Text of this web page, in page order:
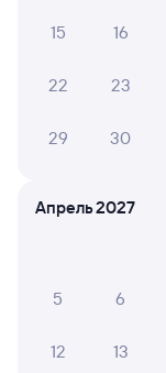
15 16
22 23
29 30
Апрель 2027
5 6
12 13